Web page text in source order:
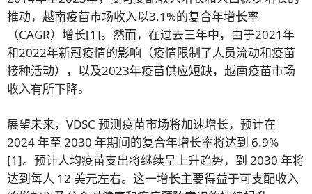
推动，越南疫苗市场收入以3.1%的复合年增长率
（CAGR）增长[1]。然而，在过去三年中，由于2021年
和2022年新冠疫情的影响（疫情限制了人员流动和疫苗
接种活动），以及2023年疫苗供应短缺，越南疫苗市场
收入有所下降。
展望未来，VDSC 预测疫苗市场将加速增长，预计在
2024 年至 2030 年期间的复合年增长率将达到 6.9%
[1]。预计人均疫苗支出将继续呈上升趋势，到 2030 年将
达到每人 12 美元左右。这一增长主要得益于可支配收入